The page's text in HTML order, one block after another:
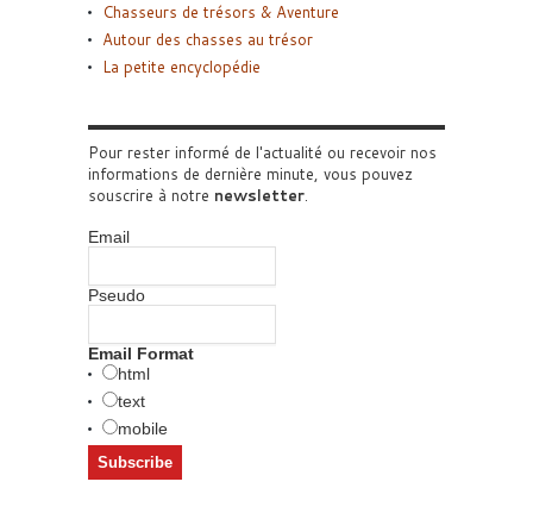
Chasseurs de trésors & Aventure
Autour des chasses au trésor
La petite encyclopédie
Pour rester informé de l'actualité ou recevoir nos
informations de dernière minute, vous pouvez
souscrire à notre newsletter.
Email
Pseudo
Email Format
html
text
mobile